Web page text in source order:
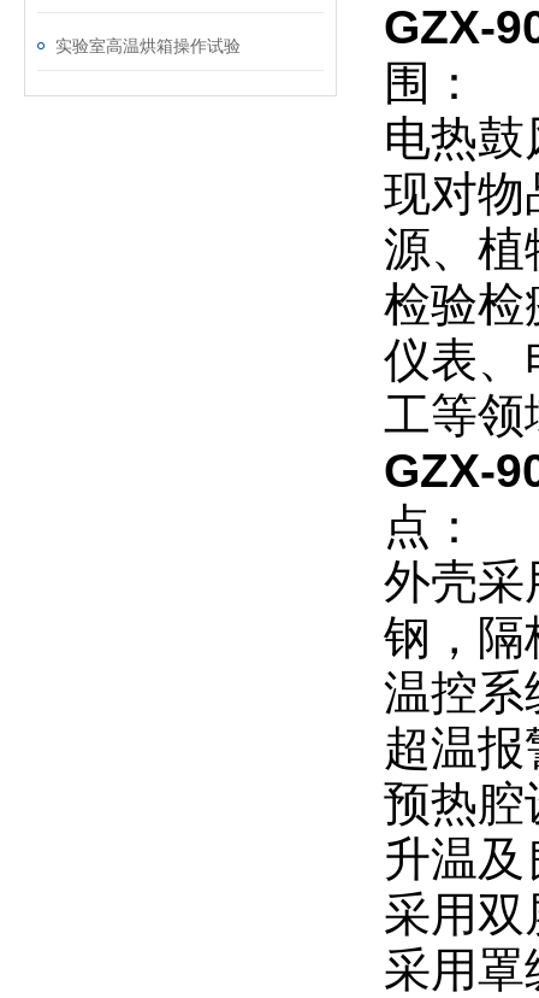
实验室高温烘箱操作试验
GZX-
围：
电热
现对物
源、植
检验检
仪表、
工等领
GZX-
点：
外壳采
钢，隔
温控系
超温报
预热腔
升温
采用双
采用罩